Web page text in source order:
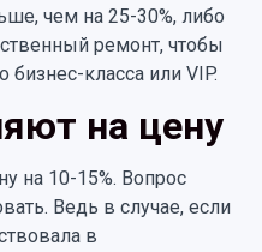
чем на 25-30%, либо
ремонт, чтобы
класса или VIP.
на цену
на 10-15%. Вопрос
Ведь в случае, если
в